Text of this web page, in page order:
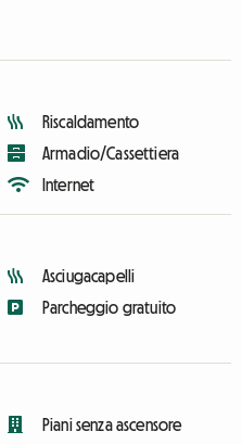
Riscaldamento
Armadio/Cassettiera
Internet
Asciugacapelli
Parcheggio gratuito
Piani senza ascensore